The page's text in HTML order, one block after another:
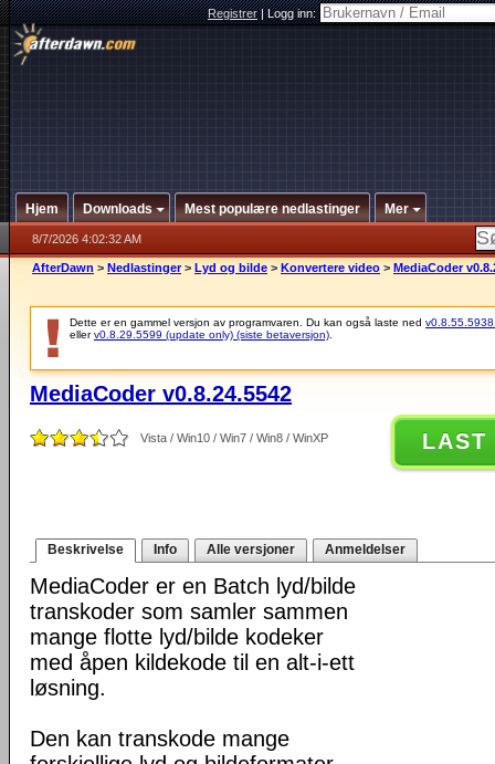
Registrer|Logg inn:
Hjem Downloads Mest populære nedlastinger Mer
8/7/2026 4:02:32 AM
AfterDawn > Nedlastinger > Lyd og bilde > Konvertere video > MediaCoder
Dette er en gammel versjon av programvaren. Du kan også laste ned v0.8.55.5938
ellerv0.8.29.5599 (update only) (siste betaversjon)
MediaCoder v0.8.24.5542
Vista / Win10 / Win7 / Win8 / WinXP LAST
Beskrivelse Info Alle versjoner Anmeldelser
MediaCoder er en Batch lyd/bilde
transkoder som samler sammen
mange flotte lyd/bilde kodeker
med åpen kildekode til en alt-i-ett
løsning.
Den kan transkode mange